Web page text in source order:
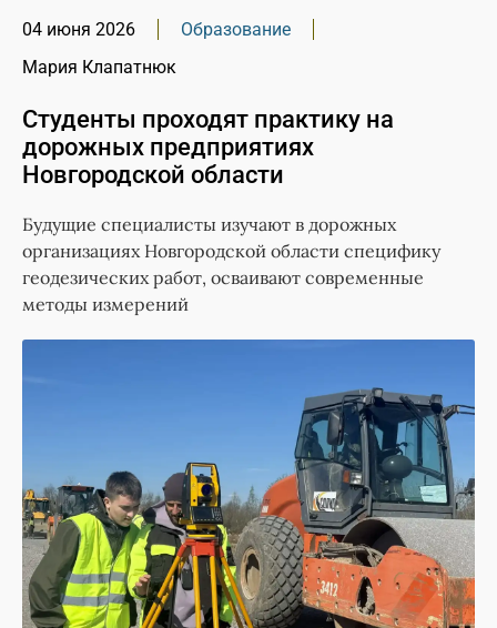
04 июня 2026
Образование
Мария Клапатнюк
Студенты проходят практику на
дорожных предприятиях
Новгородской области
Будущие специалисты изучают в дорожных
организациях Новгородской области специфику
геодезических работ, осваивают современные
методы измерений